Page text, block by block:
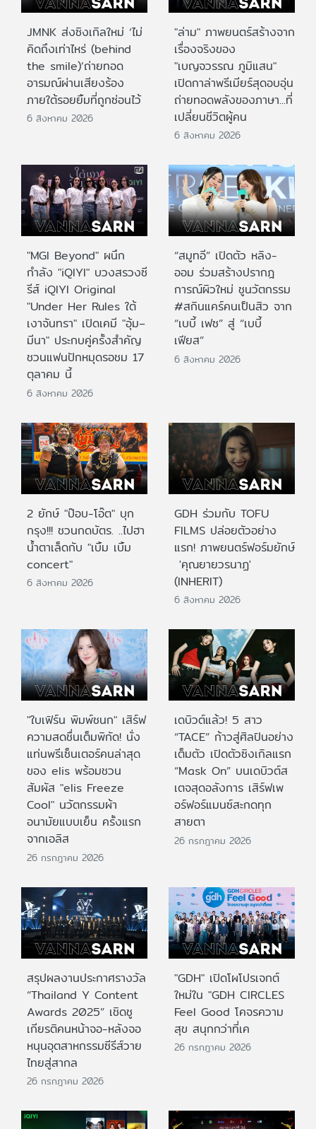
JMNK ส่งซิงเกิลใหม่ ‘ไม่
คิดถึงเท่าไหร่ (behind
the smile)’ถ่ายทอด
อารมณ์ผ่านเสียงร้อง
ภายใต้รอยยิ้มที่ถูกซ่อนไว้
6 สิงหาคม 2026
"ล่าม" ภาพยนตร์สร้างจาก
เรื่องจริงของ
"เบญจวรรณ ภูมิแสน"
เปิดกาล่าพรีเมียร์สุดอบอุ่น
ถ่ายทอดพลังของภาษา...ที่
เปลี่ยนชีวิตผู้คน
6 สิงหาคม 2026
"MGI Beyond" ผนึก
กำลัง "iQIYI" บวงสรวงซี
รีส์ iQIYI Original
"Under Her Rules ใต้
เงาจันทรา" เปิดเคมี "อุ้ม–
มีนา" ประกบคู่ครั้งสำคัญ
ชวนแฟนปักหมุดรอชม 17
ตุลาคม นี้
6 สิงหาคม 2026
“สมูทอี” เปิดตัว หลิง-
ออม ร่วมสร้างปรากฎ
การณ์ผิวใหม่ ชูนวัตกรรม
#สกินแคร์คนเป็นสิว จาก
“เบบี้ เฟซ” สู่ “เบบี้
เฟียส”
6 สิงหาคม 2026
2 ยักษ์ "ป๊อบ-โอ๊ต" บุก
กรุง!!! ชวนกดบัตร. ..ไปฮา
น้ำตาเล็ดกับ "เบิ้ม เบิ้ม
concert"
6 สิงหาคม 2026
GDH ร่วมกับ TOFU
FILMS ปล่อยตัวอย่าง
แรก! ภาพยนตร์ฟอร์มยักษ์
'คุณยายวรนาฏ'
(INHERIT)
6 สิงหาคม 2026
"ใบเฟิร์น พิมพ์ชนก" เสิร์ฟ
ความสดชื่นเต็มพิกัด! นั่ง
แท่นพรีเซ็นเตอร์คนล่าสุด
ของ elis พร้อมชวน
สัมผัส "elis Freeze
Cool" นวัตกรรมผ้า
อนามัยแบบเย็น ครั้งแรก
จากเอลิส
26 กรกฎาคม 2026
เดบิวต์แล้ว! 5 สาว
“TACE” ก้าวสู่ศิลปินอย่าง
เต็มตัว เปิดตัวซิงเกิลแรก
“Mask On” บนเดบิวต์ส
เตจสุดอลังการ เสิร์ฟเพ
อร์ฟอร์แมนซ์สะกดทุก
สายตา
26 กรกฎาคม 2026
สรุปผลงานประกาศรางวัล
“Thailand Y Content
Awards 2025” เชิดชู
เกียรติคนหน้าจอ-หลังจอ
หนุนอุตสาหกรรมซีรีส์วาย
ไทยสู่สากล
26 กรกฎาคม 2026
"GDH" เปิดโผโปรเจกต์
ใหม่ใน "GDH CIRCLES
Feel Good โคจรความ
สุข สนุกกว่าที่เค
26 กรกฎาคม 2026